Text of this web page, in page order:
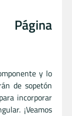
y lo
de sopetón
incorporar
¡Veamos